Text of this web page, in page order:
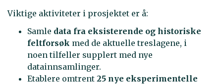
Viktige aktiviteter i prosjektet er å:
Samle data fra eksisterende og historiske
feltforsøk med de aktuelle treslagene, i
noen tilfeller supplert med nye
datainnsamlinger.
Etablere omtrent 25 nye eksperimentelle